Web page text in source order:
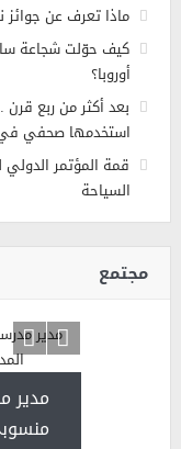
ماذا تعرف عن جوائز
كيف حوّلت شجاعة
أوروبا؟
بعد أكثر من ربع
استخدمها صحفي في
قمة المؤتمر الدولي
السياحة
مجتمع
مدير